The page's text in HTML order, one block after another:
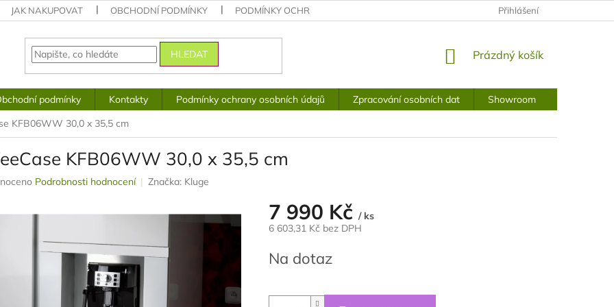
JAK NAKUPOVAT OBCHODNÍ PODMÍNKY PODMÍNKY OCHRANY OSOBNÍCH ÚDAJŮ Přihlášení
HLEDAT
NÁKUPNÍ
Prázdný košík
podmínky Kontakty Podmínky ochrany osobních údajů Zpracování osobních dat
Showroom
KFB06WW 30,0 x 35,5 cm
KFB06WW 30,0 x 35,5 cm
Podrobnosti hodnocení Značka: Kluge
7 990 Kč / ks
6 603,31 Kč bez DPH
cena:
Na dotaz